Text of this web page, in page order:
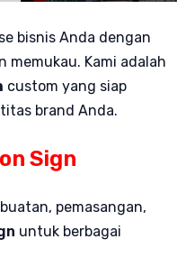
bisnis Anda dengan
memukau. Kami adalah
custom yang siap
brand Anda.
Sign
pemasangan,
untuk berbagai